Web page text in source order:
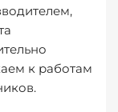
к работам